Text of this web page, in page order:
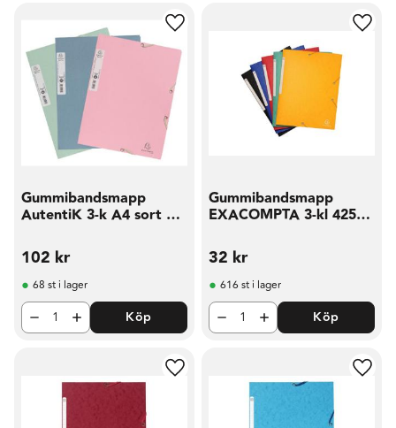
Gummibandsmapp
AutentiK 3-k A4 sort 6
102 kr
Lägg till i favoriter
68 st i lager
Köp
Gummibandsmapp
EXACOMPTA 3-kl 425g
32 kr
616 st i lager
Köp
Lägg till i favoriter